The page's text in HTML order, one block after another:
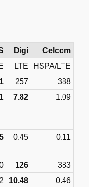
Digi
Celcom
LTE
HSPA/LTE
257
388
7.82 1.09
0.45 0.11
126
383
10.48 0.46